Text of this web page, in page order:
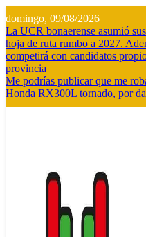
al
contenido
domingo, 09/08/2026
La UCR bonaerense asumió
hoja de ruta rumbo a 2027.
competirá con candidatos
provincia
Me podrías publicar que me
Honda RX300L tornado, por